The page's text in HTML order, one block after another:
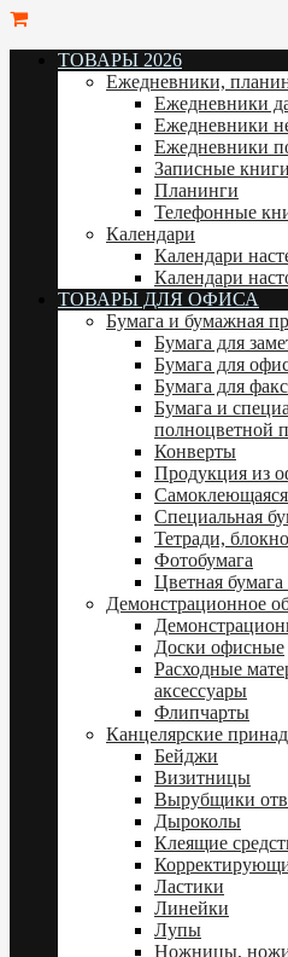
ТОВАРЫ 2026
Ежедневники,
Ежедневники
Ежедневники
Ежедневники
Записные книги
Планинги
Телефонные
Календари
Календари
Календари
ТОВАРЫ ДЛЯ ОФИСА
Бумага и бумажная
Бумага для
Бумага для
Бумага для
Бумага и
полноцветной
Конверты
Продукция из
Самоклеющаяся
Специальная
Тетради,
Фотобумага
Цветная бумага
Демонстрационное
Доски офисные
Расходные
аксессуары
Флипчарты
Канцелярские
Бейджи
Визитницы
Вырубщики
Дыроколы
Клеящие
Ластики
Линейки
Лупы
Ножницы, ножи